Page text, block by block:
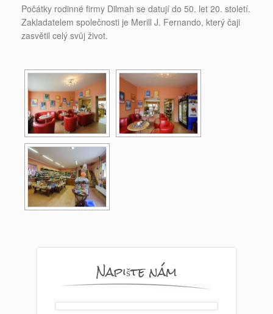
Počátky rodinné firmy Dilmah se datují do 50. let 20. století.
Zakladatelem společnosti je Merill J. Fernando, který čaji
zasvětil celý svůj život.
Napište nám